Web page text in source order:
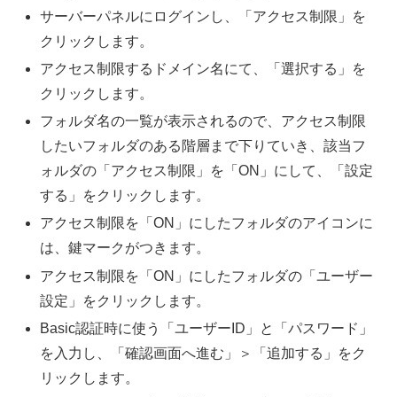
サーバーパネルにログインし、「アクセス制限」を
クリックします。
アクセス制限するドメイン名にて、「選択する」を
クリックします。
フォルダ名の一覧が表示されるので、アクセス制限
したいフォルダのある階層まで下りていき、該当フ
ォルダの「アクセス制限」を「ON」にして、「設定
する」をクリックします。
アクセス制限を「ON」にしたフォルダのアイコンに
は、鍵マークがつきます。
アクセス制限を「ON」にしたフォルダの「ユーザー
設定」をクリックします。
Basic認証時に使う「ユーザーID」と「パスワード」
を入力し、「確認画面へ進む」＞「追加する」をク
リックします。